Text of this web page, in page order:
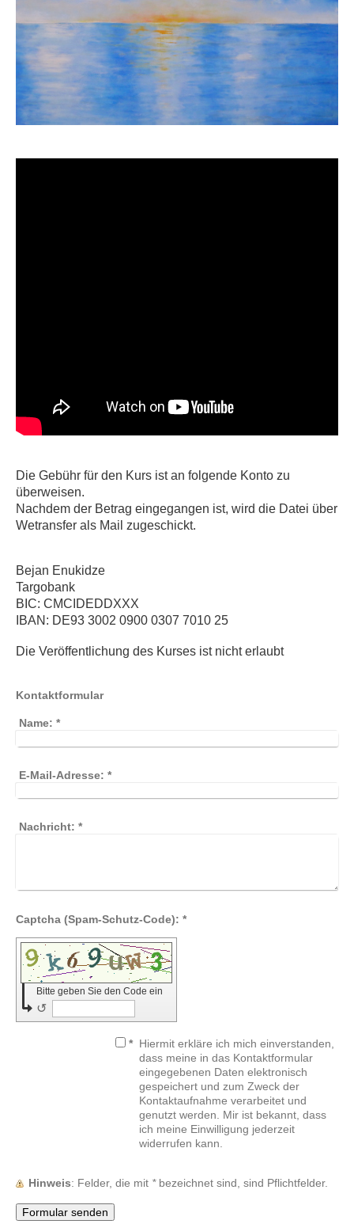
Die Gebühr für den Kurs ist an folgende Konto zu
überweisen.
Nachdem der Betrag eingegangen ist, wird die Datei über
Wetransfer als Mail zugeschickt.
Bejan Enukidze
Targobank
BIC: CMCIDEDDXXX
IBAN: DE93 3002 0900 0307 7010 25
Die Veröffentlichung des Kurses ist nicht erlaubt
Kontaktformular
Name: *
E-Mail-Adresse: *
Nachricht: *
Captcha (Spam-Schutz-Code): *
Bitte geben Sie den Code ein
↺
* Hiermit erkläre ich mich einverstanden,
dass meine in das Kontaktformular
eingegebenen Daten elektronisch
gespeichert und zum Zweck der
Kontaktaufnahme verarbeitet und
genutzt werden. Mir ist bekannt, dass
ich meine Einwilligung jederzeit
widerrufen kann.
Hinweis : Felder, die mit *bezeichnet sind, sind Pflichtfelder.